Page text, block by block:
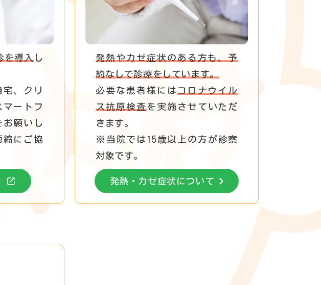
を導入 し
、クリ
ートフ
お願いし
縮にご協
発熱やカゼ症状のある方も、予
約なしで診療をしています。
必要な患者様には コロナウイル
ス抗原検査 を実施させていただ
きます。
※当院では15歳以上の方が診察
対象です。
発熱・カゼ症状について